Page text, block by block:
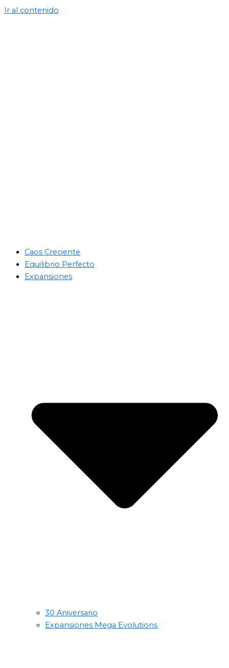
Ir al contenido
Caos Creciente
Equilibrio Perfecto
Expansiones
30 Aniversario
Expansiones Mega Evolutions